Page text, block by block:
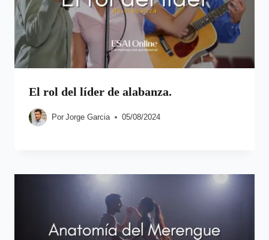
El rol del líder de alabanza.
Por Jorge Garcia 05/08/2024